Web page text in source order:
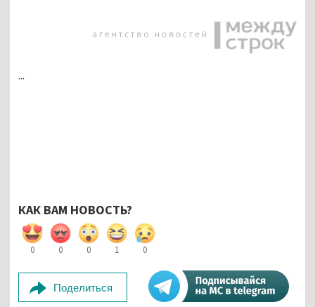
...
КАК ВАМ НОВОСТЬ?
0 0 0 1 0
Поделиться